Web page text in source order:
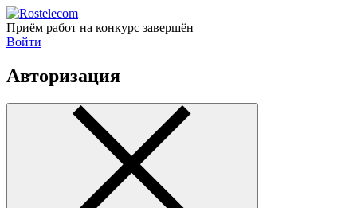
Приём работ на конкурс завершён
Войти
Авторизация